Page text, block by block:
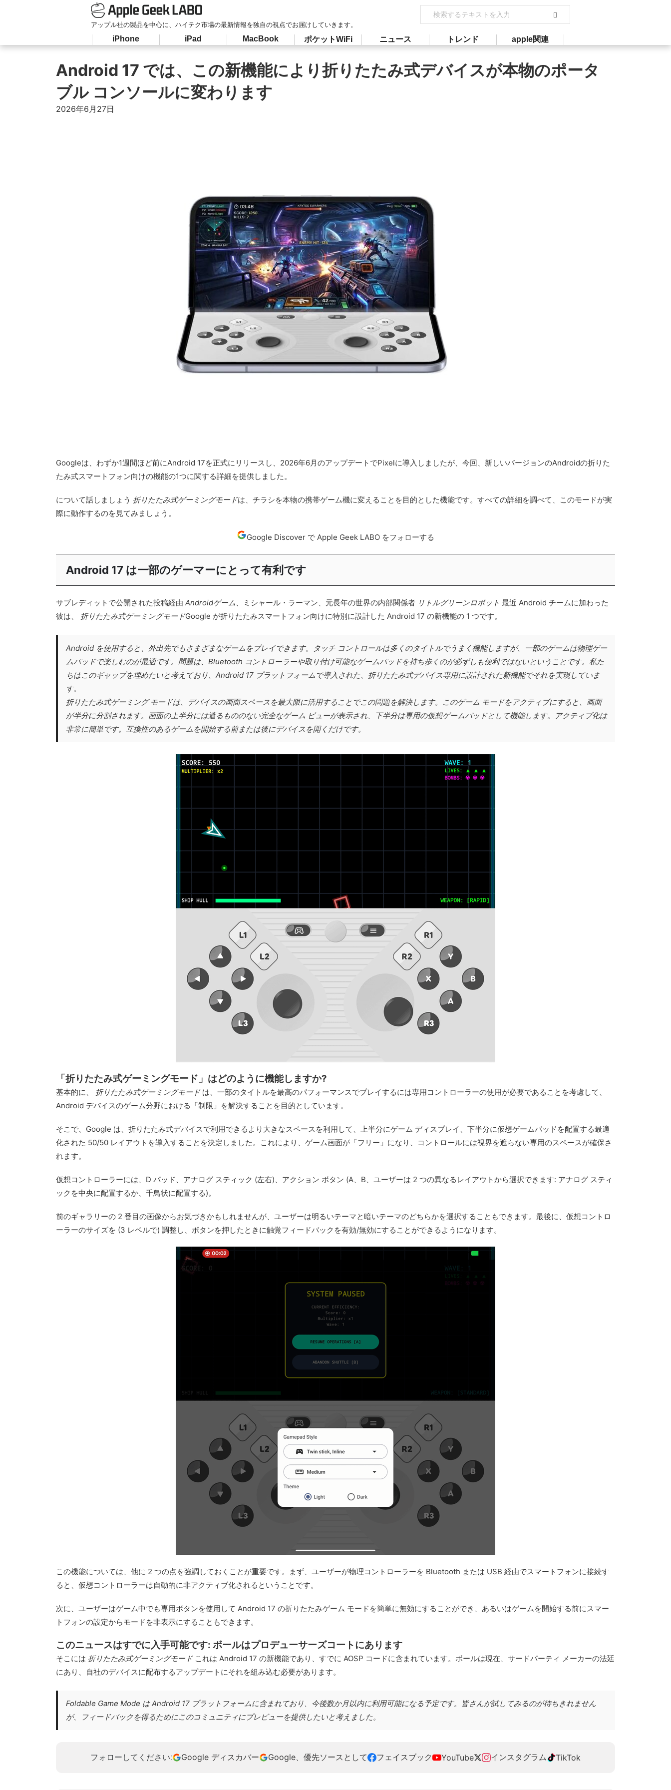
アップル社の製品を中心に、ハイテク市場の最新情報を独自の視点でお届けしていきます。
iPhone iPad MacBook ポケットWiFi ニュース トレンド apple関連
Android 17 では、この新機能により折りたたみ式デバイスが本物のポータ
ブル コンソールに変わります
2026年6月27日
Googleは、わずか1週間ほど前にAndroid 17を正式にリリースし、2026年6月のアップデートでPixelに導入しましたが、今回、新しいバージョンのAndroidの折りた
たみ式スマートフォン向けの機能の1つに関する詳細を提供しました。
について話しましょう 折りたたみ式ゲーミングモードは、チラシを本物の携帯ゲーム機に変えることを目的とした機能です。すべての詳細を調べて、このモードが実
際に動作するのを見てみましょう。
Google Discover で Apple Geek LABO をフォローする
Android 17 は一部のゲーマーにとって有利です
サブレディットで公開された投稿経由 Androidゲーム、ミシャール・ラーマン、元長年の世界の内部関係者 リトルグリーンロボット 最近 Android チームに加わった
彼は、 折りたたみ式ゲーミングモードGoogle が折りたたみスマートフォン向けに特別に設計した Android 17 の新機能の 1 つです。
Android を使用すると、外出先でもさまざまなゲームをプレイできます。タッチ コントロールは多くのタイトルでうまく機能しますが、一部のゲームは物理ゲー
ムパッドで楽しむのが最適です。問題は、Bluetooth コントローラーや取り付け可能なゲームパッドを持ち歩くのが必ずしも便利ではないということです。私た
ちはこのギャップを埋めたいと考えており、Android 17 プラットフォームで導入された、折りたたみ式デバイス専用に設計された新機能でそれを実現していま
す。
折りたたみ式ゲーミング モードは、デバイスの画面スペースを最大限に活用することでこの問題を解決します。このゲーム モードをアクティブにすると、画面
が半分に分割されます。画面の上半分には遮るもののない完全なゲーム ビューが表示され、下半分は専用の仮想ゲームパッドとして機能します。アクティブ化は
非常に簡単です。互換性のあるゲームを開始する前または後にデバイスを開くだけです。
「折りたたみ式ゲーミングモード」はどのように機能しますか?
基本的に、 折りたたみ式ゲーミングモード は、一部のタイトルを最高のパフォーマンスでプレイするには専用コントローラーの使用が必要であることを考慮して、
Android デバイスのゲーム分野における「制限」を解決することを目的としています。
そこで、Google は、折りたたみ式デバイスで利用できるより大きなスペースを利用して、上半分にゲーム ディスプレイ、下半分に仮想ゲームパッドを配置する最適
化された 50/50 レイアウトを導入することを決定しました。これにより、ゲーム画面が「フリー」になり、コントロールには視界を遮らない専用のスペースが確保さ
れます。
仮想コントローラーには、D パッド、アナログ スティック (左右)、アクション ボタン (A、B、ユーザーは 2 つの異なるレイアウトから選択できます: アナログ スティ
ックを中央に配置するか、千鳥状に配置する)。
前のギャラリーの 2 番目の画像からお気づきかもしれませんが、ユーザーは明るいテーマと暗いテーマのどちらかを選択することもできます。最後に、仮想コントロ
ーラーのサイズを (3 レベルで) 調整し、ボタンを押したときに触覚フィードバックを有効/無効にすることができるようになります。
この機能については、他に 2 つの点を強調しておくことが重要です。まず、ユーザーが物理コントローラーを Bluetooth または USB 経由でスマートフォンに接続す
ると、仮想コントローラーは自動的に非アクティブ化されるということです。
次に、ユーザーはゲーム中でも専用ボタンを使用して Android 17 の折りたたみゲーム モードを簡単に無効にすることができ、あるいはゲームを開始する前にスマー
トフォンの設定からモードを非表示にすることもできます。
このニュースはすでに入手可能です: ボールはプロデューサーズコートにあります
そこには 折りたたみ式ゲーミングモード これは Android 17 の新機能であり、すでに AOSP コードに含まれています。ボールは現在、サードパーティ メーカーの法廷
にあり、自社のデバイスに配布するアップデートにそれを組み込む必要があります。
Foldable Game Mode は Android 17 プラットフォームに含まれており、今後数か月以内に利用可能になる予定です。皆さんが試してみるのが待ちきれません
が、フィードバックを得るためにこのコミュニティにプレビューを提供したいと考えました。
フォローしてください: Google ディスカバー Google、優先ソースとして フェイスブック YouTube インスタグラム TikTok